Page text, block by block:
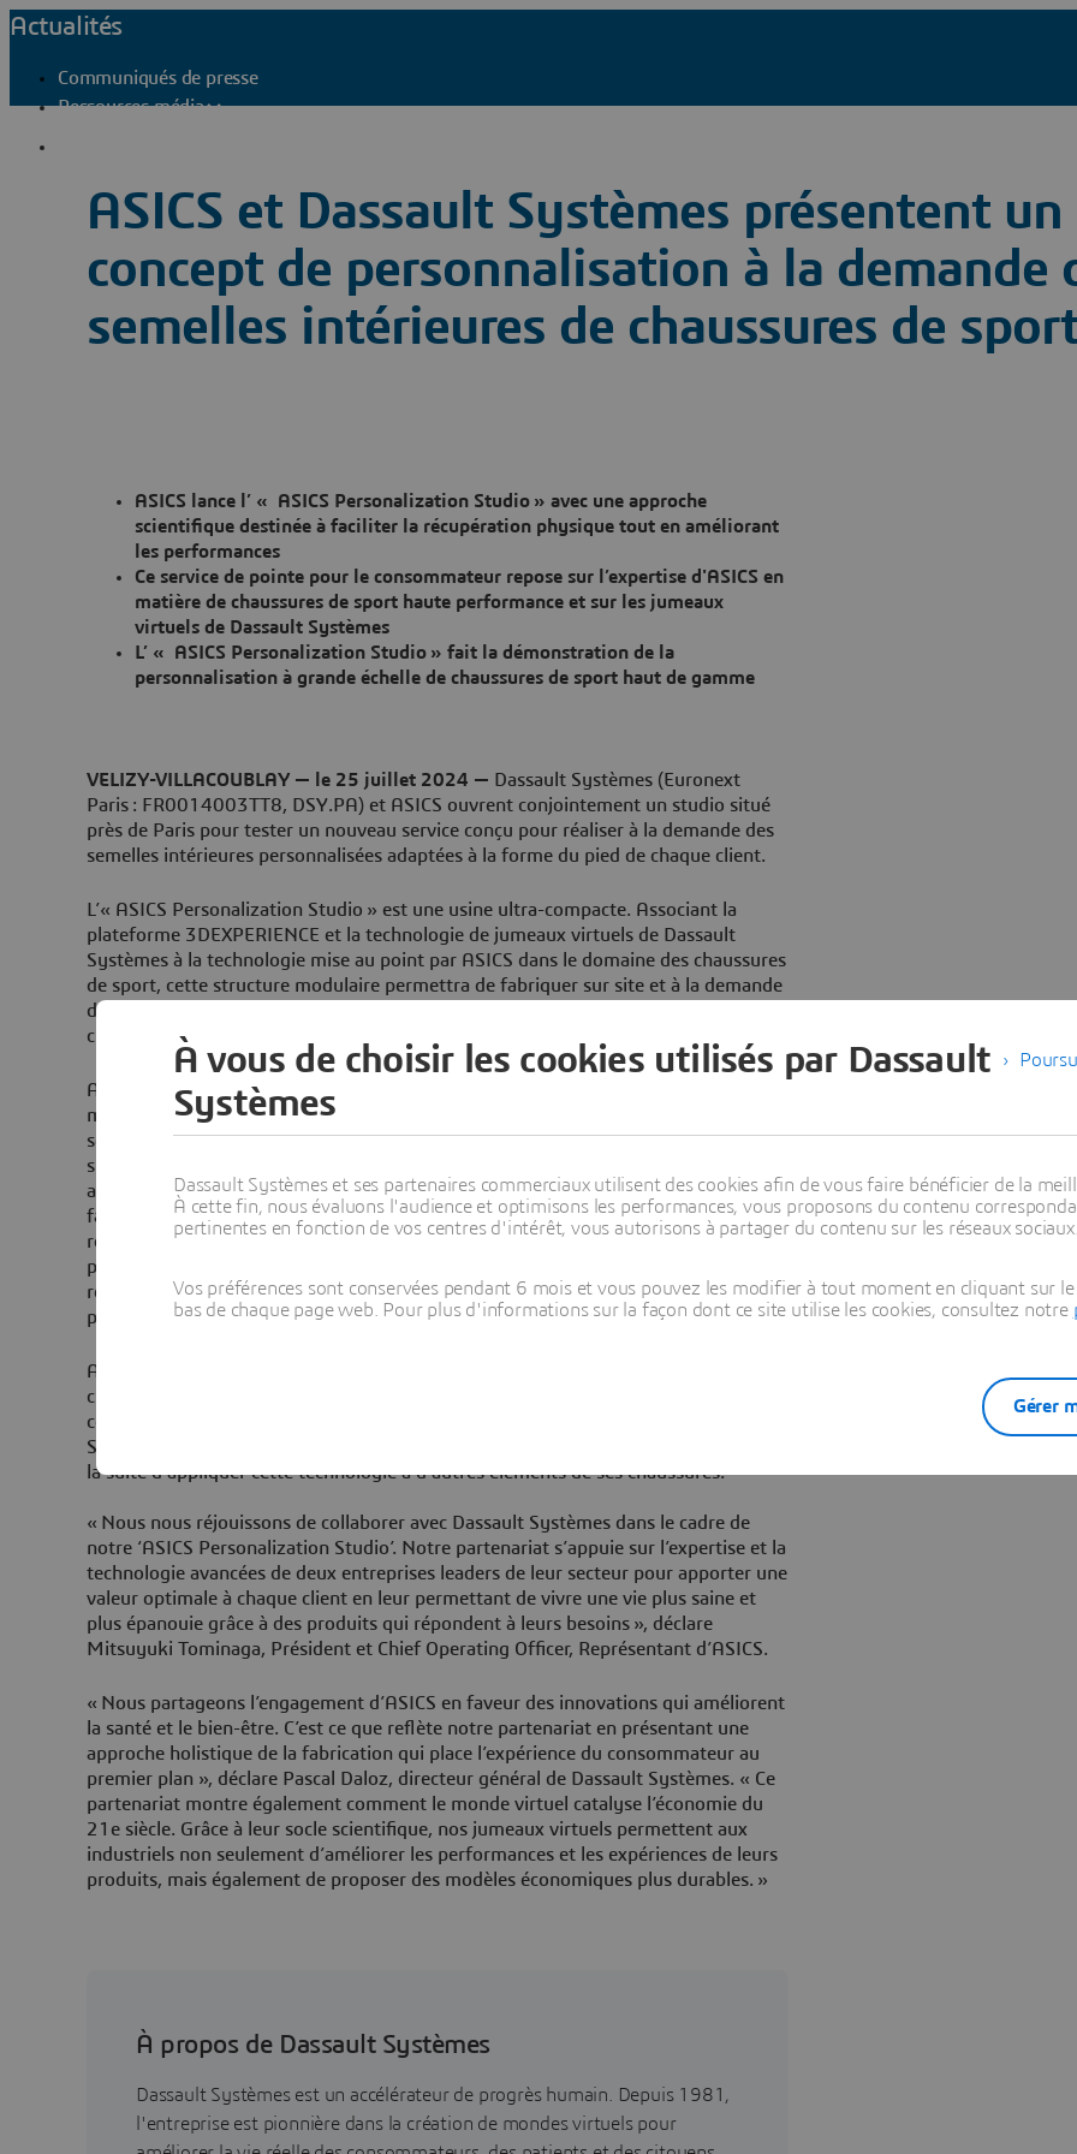
Actualités
Communiqués de presse
Ressources média
ASICS et Dassault Systèmes présentent
concept de personnalisation à la demande
semelles intérieures de chaussures de
ASICS lance l’ « ASICS Personalization Studio » avec une approche
scientifique destinée à faciliter la récupération physique tout en améliorant
les performances
Ce service de pointe pour le consommateur repose sur l’expertise d'ASICS en
matière de chaussures de sport haute performance et sur les jumeaux
virtuels de Dassault Systèmes
L’ « ASICS Personalization Studio » fait la démonstration de la
personnalisation à grande échelle de chaussures de sport haut de gamme
VELIZY-VILLACOUBLAY — le 25 juillet 2024 — Dassault Systèmes (Euronext
Paris : FR0014003TT8, DSY.PA) et ASICS ouvrent conjointement un studio situé
près de Paris pour tester un nouveau service conçu pour réaliser à la demande des
semelles intérieures personnalisées adaptées à la forme du pied de chaque client.
L’« ASICS Personalization Studio » est une usine ultra-compacte. Associant la
plateforme 3DEXPERIENCE et la technologie de jumeaux virtuels de Dassault
Systèmes à la technologie mise au point par ASICS dans le domaine des chaussures
de sport, cette structure modulaire permettra de fabriquer sur site et à la demande
des éléments de chaussure répondant avec précision aux spécifications de chaque
client.
ASICS s’appuie sur son savoir-faire exclusif, soutenu par la technologie de
modélisation et de simulation de Dassault Systèmes, pour concevoir la forme des
semelles intérieures en se basant sur les données de la forme du pied modélisées et
simulées sur la plateforme 3DEXPERIENCE. Une technologie d’impression 3D
avancée est ensuite utilisée pour créer la semelle, une structure en treillis épaisse
fabriquée à partir d’un matériau très flexible superposé pour offrir un produit fini
respirable et d’une grande souplesse. Le degré de souplesse peut être modifié avec
précision en fonction des différentes parties du pied afin de favoriser la
récupération physique tout en réduisant les tensions et en améliorant les
performances.
ASICS prévoit d’effectuer des tests opérationnels et de veiller sur la satisfaction des
clients au cours d’une campagne d’essais menée dans l’optique d’une
commercialisation à plus grande échelle. En 2025, L’« ASICS Personalization
Studio » sera transféré au Japon pour de nouveaux tests, la Société envisageant par
la suite d’appliquer cette technologie à d’autres éléments de ses chaussures.
« Nous nous réjouissons de collaborer avec Dassault Systèmes dans le cadre de
notre ‘ASICS Personalization Studio’. Notre partenariat s’appuie sur l’expertise et la
technologie avancées de deux entreprises leaders de leur secteur pour apporter une
valeur optimale à chaque client en leur permettant de vivre une vie plus saine et
plus épanouie grâce à des produits qui répondent à leurs besoins », déclare
Mitsuyuki Tominaga, Président et Chief Operating Officer, Représentant d’ASICS.
« Nous partageons l’engagement d’ASICS en faveur des innovations qui améliorent
la santé et le bien-être. C’est ce que reflète notre partenariat en présentant une
approche holistique de la fabrication qui place l’expérience du consommateur au
premier plan », déclare Pascal Daloz, directeur général de Dassault Systèmes. « Ce
partenariat montre également comment le monde virtuel catalyse l’économie du
21e siècle. Grâce à leur socle scientifique, nos jumeaux virtuels permettent aux
industriels non seulement d’améliorer les performances et les expériences de leurs
produits, mais également de proposer des modèles économiques plus durables. »
À propos de Dassault Systèmes
Dassault Systèmes est un accélérateur de progrès humain. Depuis 1981,
l'entreprise est pionnière dans la création de mondes virtuels pour
À vous de choisir les cookies utilisés par Dassault
Systèmes
Dassault Systèmes et ses partenaires commerciaux utilisent des cookies afin de vous faire bénéficier de la
À cette fin, nous évaluons l'audience et optimisons les performances, vous proposons du contenu
pertinentes en fonction de vos centres d'intérêt, vous autorisons à partager du contenu sur les réseaux sociaux.
Vos préférences sont conservées pendant 6 mois et vous pouvez les modifier à tout moment en cliquant sur
bas de chaque page web. Pour plus d'informations sur la façon dont ce site utilise les cookies, consultez notre
Gérer